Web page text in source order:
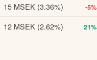
15 MSEK (3.36%) -5%
12 MSEK (2.62%)
21%